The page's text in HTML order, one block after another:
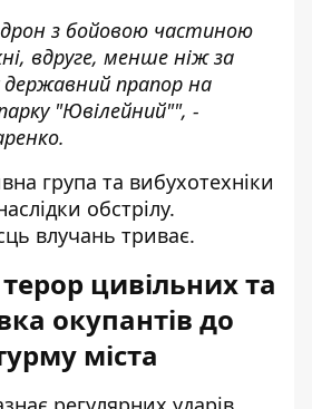
з бойовою частиною
вдруге, менше ніж за
державний прапор на
"Ювілейний"", -
група та вибухотехніки
обстрілу.
влучань триває.
цивільних та
окупантів до
міста